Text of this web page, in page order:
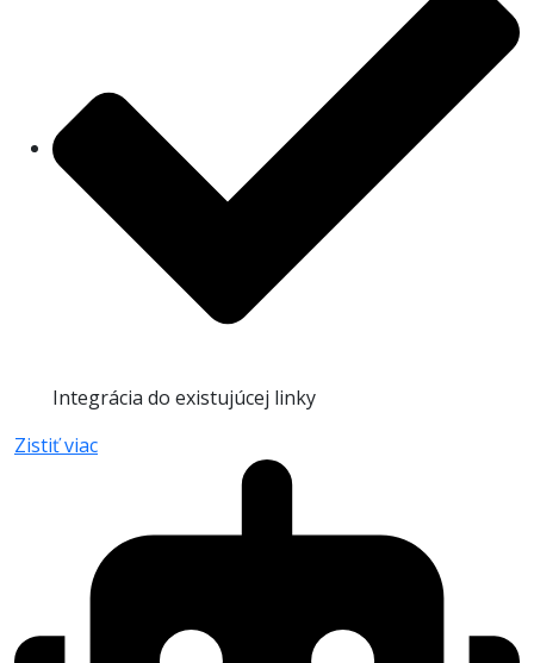
Integrácia do existujúcej linky
Zistiť viac